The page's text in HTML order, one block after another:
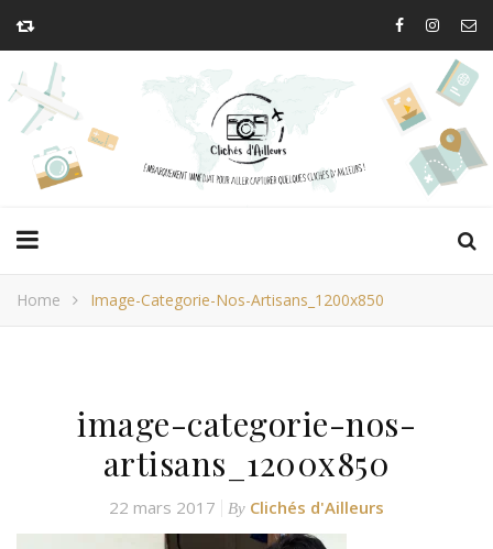
Home Image-Categorie-Nos-Artisans_1200x850
image-categorie-nos-
artisans_1200x850
22 mars 2017 By Clichés d'Ailleurs